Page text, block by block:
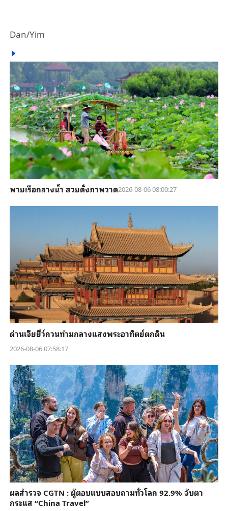
Dan/Yim
พายเรือกลางน้ำ สวยดั่งภาพวาด2026-08-06 08:00:27
ด่านเจียยี่ว์กวนท่ามกลางแสงพระอาทิตย์ตกดิน
2026-08-06 07:58:17
ผลสำรวจ CGTN : ผู้ตอบแบบสอบถามทั่วโลก 92.9% จับตา
กระแส “China Travel”